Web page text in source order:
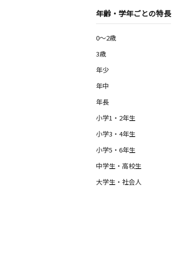
年齢・学年ごとの特長
0～2歳
3歳
年少
年中
年長
小学1・2年生
小学3・4年生
小学5・6年生
中学生・高校生
大学生・社会人